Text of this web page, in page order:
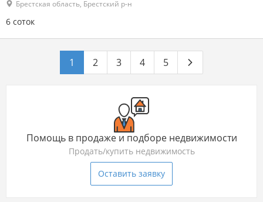
Брестская область, Брестский р-н
6 соток
1 2 3 4 5
Помощь в продаже и подборе недвижимости
Продать/купить недвижимость
Оставить заявку